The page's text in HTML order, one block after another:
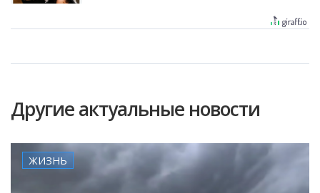
Другие актуальные новости
ЖИЗНЬ